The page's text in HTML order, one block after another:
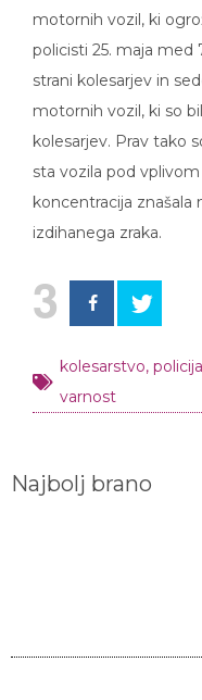
motornih vozil, ki
policisti 25. maja med
strani kolesarjev in
motornih vozil, ki so
kolesarjev. Prav tako
sta vozila pod
koncentracija znašala
izdihanega zraka.
3
kolesarstvo, policija
varnost
Najbolj brano